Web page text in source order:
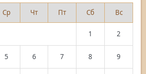
Ср Чт Пт Сб Вс
1 2
5 6 7 8 9